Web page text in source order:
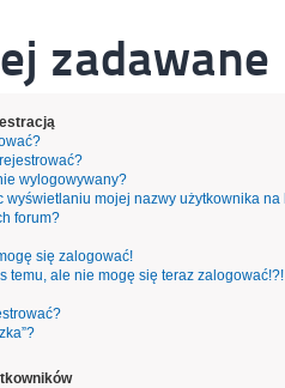
wylogowywany?
wyświetlaniu mojej nazwy użytkownika na
forum?
się zalogować!
temu, ale nie mogę się teraz zalogować!?!